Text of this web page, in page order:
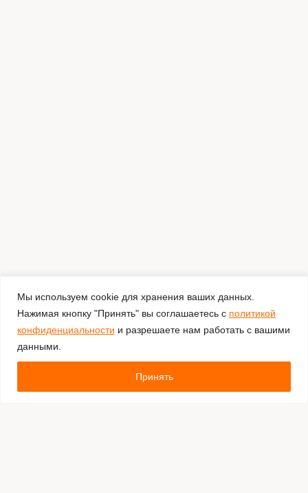
Мы используем cookie для хранения ваших данных.
Нажимая кнопку "Принять" вы соглашаетесь с политикой
конфиденциальности и разрешаете нам работать с вашими
данными.
Принять